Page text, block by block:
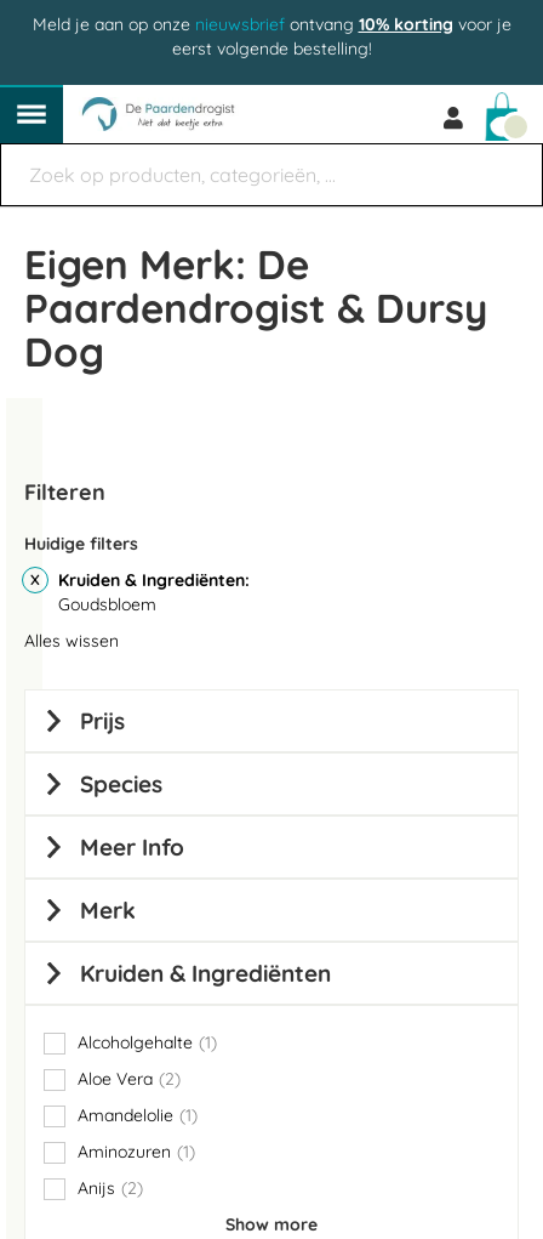
Meld je aan op onze nieuwsbriefontvang 10% korting voor je
eerst volgende bestelling!
Eigen Merk: De
Paardendrogist & Dursy
Dog
Filteren
Huidige filters
Kruiden & Ingrediënten
Goudsbloem
Alles wissen
Prijs
Species
Meer Info
Merk
Kruiden & Ingrediënten
Alcoholgehalte 1
item
Aloe Vera
2
items
Amandelolie 1
item
Aminozuren
1
item
Anijs
2
items
Show more